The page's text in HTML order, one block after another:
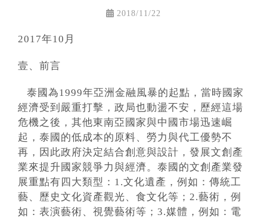
2018/11/22
2017年10月
壹、前言
泰國為1999年亞洲金融風暴的起點，當時國家
經濟受到嚴重打擊，政局也動盪不安，歷經這場
危機之後，其他東南亞國家與中國市場迅速崛
起，泰國的低成本的原料、勞力與代工優勢不
再，因此政府決定結合創意與設計，發展文創產
業來提升國家競爭力與經濟。泰國的文創產業發
展重點有四大類型：1.文化遺產，例如：傳統工
藝、歷史文化資產觀光、食文化等；2.藝術，例
如：表演藝術、視覺藝術等；3.媒體，例如：電